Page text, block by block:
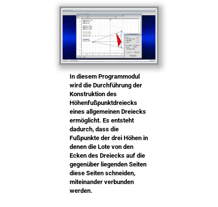
In diesem Programmodul
wird die Durchführung der
Konstruktion des
Höhenfußpunktdreiecks
eines allgemeinen Dreiecks
ermöglicht. Es entsteht
dadurch, dass die
Fußpunkte der drei Höhen in
denen die Lote von den
Ecken des Dreiecks auf die
gegenüber liegenden Seiten
diese Seiten schneiden,
miteinander verbunden
werden.